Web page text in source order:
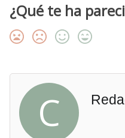
¿Qué te ha
C